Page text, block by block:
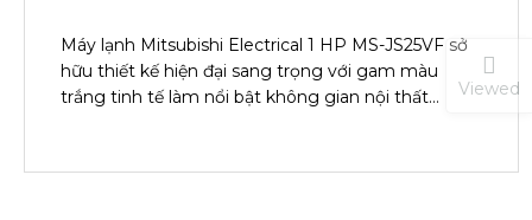
Máy lạnh Mitsubishi Electrical 1 HP MS-JS25VF sở
hữu thiết kế hiện đại sang trọng với gam màu
trắng tinh tế làm nổi bật không gian nội thất…
Viewed